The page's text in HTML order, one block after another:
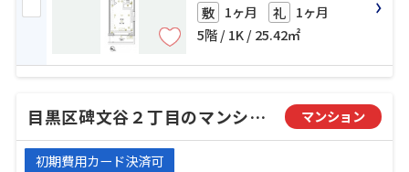
敷 1ヶ月 礼 1ヶ月
5階 / 1K / 25.42㎡
目黒区碑文谷２丁目のマンション マンション
初期費用カード決済可